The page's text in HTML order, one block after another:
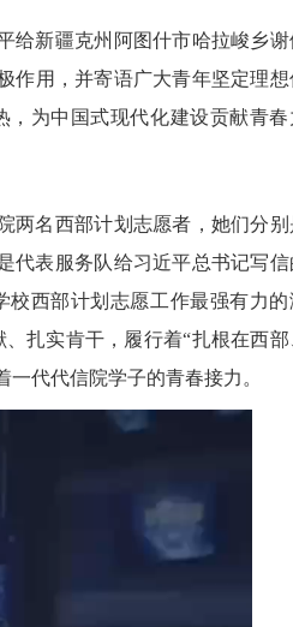
给新疆克州阿图什市哈拉峻乡谢
作用，并寄语广大青年坚定理想
为中国式现代化建设贡献青春
两名西部计划志愿者，她们分别
代表服务队给习近平总书记写信
西部计划志愿工作最强有力的
扎实肯干，履行着“扎根在西部
代代信院学子的青春接力。